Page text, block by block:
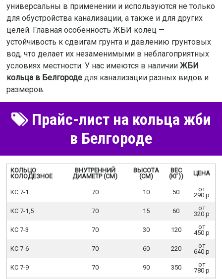
универсальны в применении и используются не только
для обустройства канализации, а также и для других
целей. Главная особенность ЖБИ колец —
устойчивость к сдвигам грунта и давлению грунтовых
вод, что делает их незаменимыми в неблагоприятных
условиях местности. У нас имеются в наличии ЖБИ
кольца в Белгородедля канализации разных видов и
размеров.
Прайс-лист на кольца жби
в Белгороде
КОЛЬЦО
КОЛОДЕЗНОЕ
ВНУТРЕННИЙ
ДИАМЕТР (СМ)
ВЫСОТА
(СМ)
ВЕС
(КГ))
ЦЕНА
КС 7-1 70 10 50
от
290 р
КС 7-1,5 70 15 60
от
320 р
КС 7-3 70 30 120
от
450 р
КС 7-6 70 60 220
от
640 р
КС 7-9 70 90 350
от
780 р